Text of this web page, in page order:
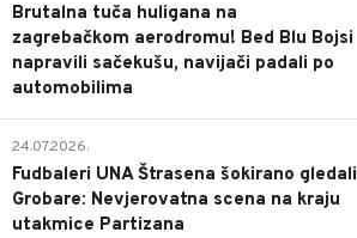
Brutalna tuča huligana na
zagrebačkom aerodromu! Bed Blu Bojsi
napravili sačekušu, navijači padali po
automobilima
24.07.2026.
Fudbaleri UNA Štrasena šokirano gledali
Grobare: Nevjerovatna scena na kraju
utakmice Partizana